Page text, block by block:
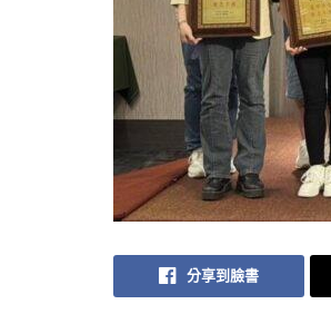
分享到臉書